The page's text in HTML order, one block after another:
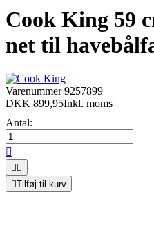
Cook King 59
net til
Varenummer9257899
DKK 899,95Inkl. moms
Antal:

 
Tilføj til kurv